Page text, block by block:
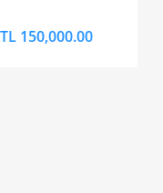
TL 150,000.00